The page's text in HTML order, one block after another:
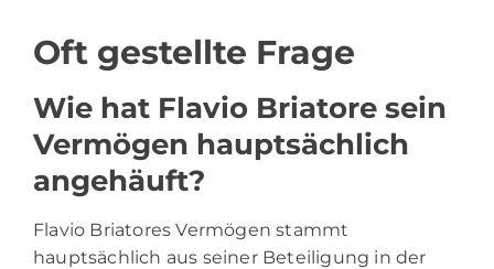
Oft gestellte Frage
Wie hat Flavio Briatore sein
Vermögen hauptsächlich
angehäuft?
Flavio Briatores Vermögen stammt
hauptsächlich aus seiner Beteiligung in der